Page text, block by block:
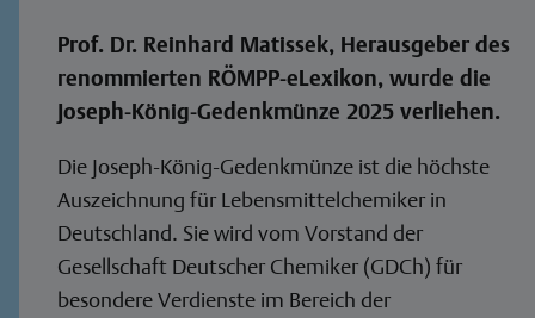
Prof. Dr. Reinhard Matissek, Herausgeber des
renommierten RÖMPP-eLexikon, wurde die
Joseph-König-Gedenkmünze 2025 verliehen.
Die Joseph-König-Gedenkmünze ist die höchste
Auszeichnung für Lebensmittelchemiker in
Deutschland. Sie wird vom Vorstand der
Gesellschaft Deutscher Chemiker (GDCh) für
besondere Verdienste im Bereich der